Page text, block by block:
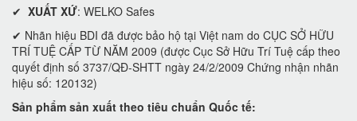
✔ XUẤT XỨ: WELKO Safes
✔ Nhãn hiệu BDI đã được bảo hộ tại Việt nam do CỤC SỞ HỮU
TRÍ TUỆ CẤP TỪ NĂM 2009 (được Cục Sở Hữu Trí Tuệ cấp theo
quyết định số 3737/QĐ-SHTT ngày 24/2/2009 Chứng nhận nhãn
hiệu số: 120132)
Sản phẩm sản xuất theo tiêu chuẩn Quốc tế: